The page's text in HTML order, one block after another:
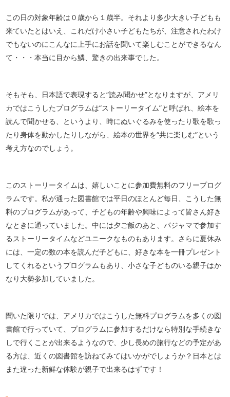
この日の対象年齢は０歳から１歳半。それより多少大きい子どもも
来ていたとはいえ、これだけ小さい子どもたちが、注意されたわけ
でもないのにこんなに上手にお話を聞いて楽しむことができるなん
て・・・本当に目から鱗、驚きの出来事でした。
そもそも、日本語で表現すると“読み聞かせ”となりますが、アメリ
カではこうしたプログラムは“ストーリータイム”と呼ばれ、絵本を
読んで聞かせる、というより、時にぬいぐるみを使ったり歌を歌っ
たり身体を動かしたりしながら、絵本の世界を“共に楽しむ”という
考え方なのでしょう。
このストーリータイムは、嬉しいことに参加費無料のフリープログ
ラムです。私が通った図書館では平日のほとんど毎日、こうした無
料のプログラムがあって、子どもの年齢や興味によって皆さん好き
なときに通っていました。中には夕ご飯のあと、パジャマで参加す
るストーリータイムなどユニークなものもあります。さらに夏休み
には、一定の数の本を読んだ子どもに、好きな本を一冊プレゼント
してくれるというプログラムもあり、小さな子どものいる親子はか
なり大勢参加していました。
聞いた限りでは、アメリカではこうした無料プログラムを多くの図
書館で行っていて、プログラムに参加するだけなら特別な手続きな
しで行くことが出来るようなので、少し長めの旅行などの予定があ
る方は、近くの図書館を訪ねてみてはいかがでしょうか？日本とは
また違った新鮮な体験が親子で出来るはずです！